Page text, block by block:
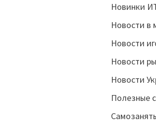
Новинки
Новости в
Новости
Новости
Новости
Полезные